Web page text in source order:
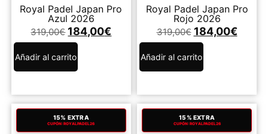
Royal Padel Japan Pro
Azul 2026
319,00€ 184,00€
Añadir al carrito
Royal Padel Japan Pro
Rojo 2026
319,00€ 184,00€
Añadir al carrito
15% EXTRA
CUPÓN: ROYALPADEL26
15% EXTRA
CUPÓN: ROYALPADEL26